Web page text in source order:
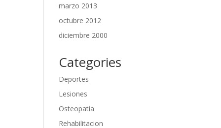
marzo 2013
octubre 2012
diciembre 2000
Categories
Deportes
Lesiones
Osteopatia
Rehabilitacion